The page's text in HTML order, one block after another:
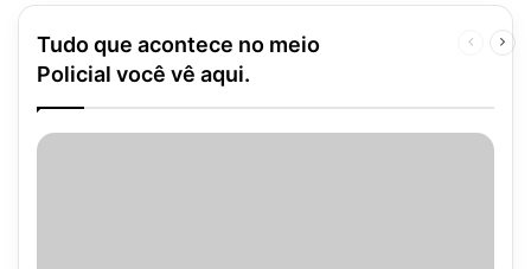
Tudo que acontece no meio
Policial você vê aqui.
Página